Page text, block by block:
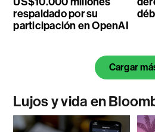
respaldado por su
participación en OpenAI
Cargar
Lujos y vida en